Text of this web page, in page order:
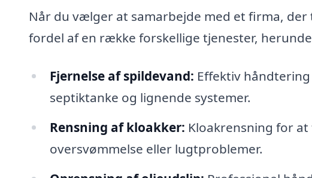
Når du vælger at samarbejde med et firma,
fordel af en række forskellige tjenester,
Fjernelse af spildevand: Effektiv
septiktanke og lignende systemer.
Rensning af kloakker: Kloakrensning for
oversvømmelse eller lugtproblemer.